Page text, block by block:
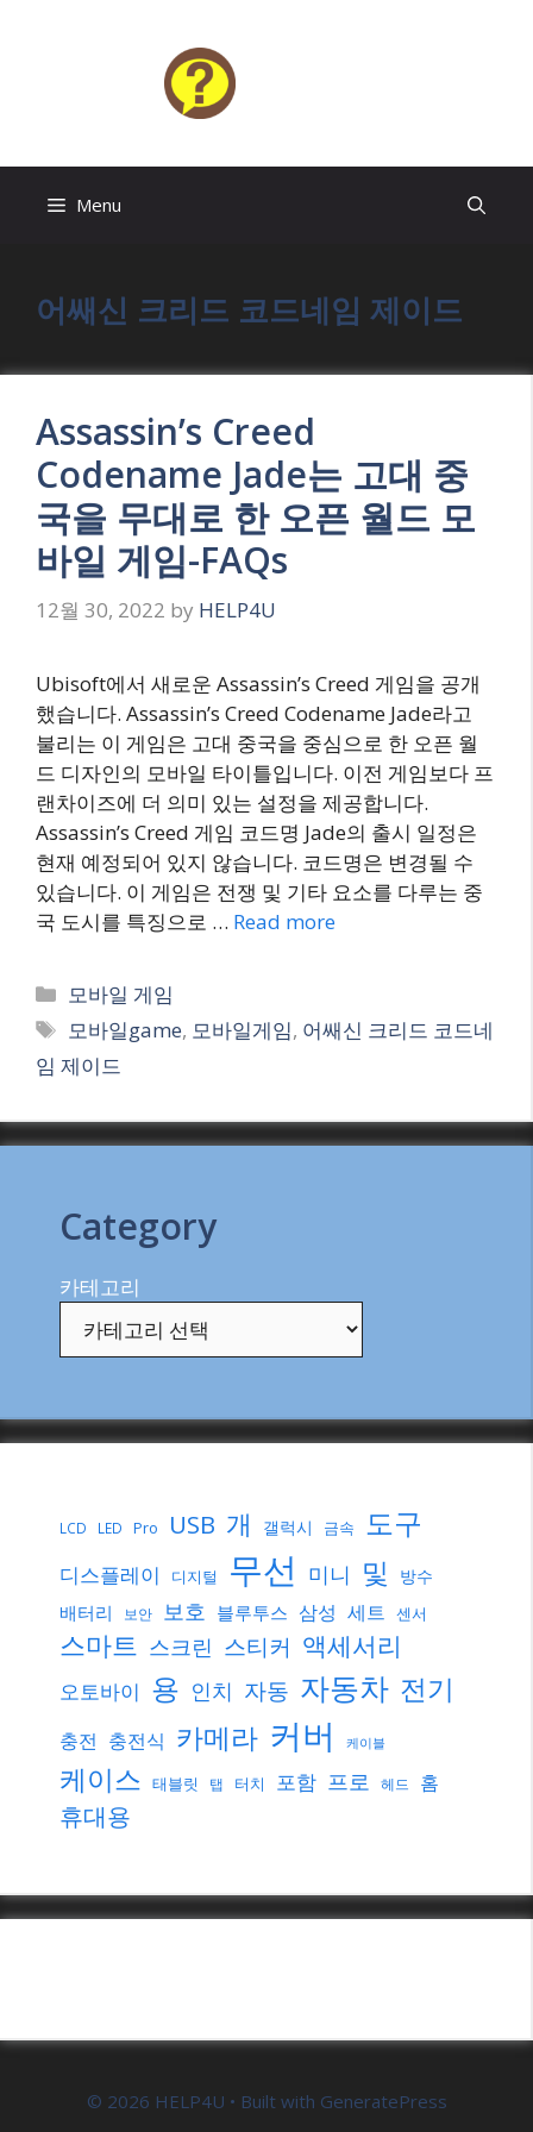
Menu
어쌔신 크리드 코드네임 제이드
Assassin’s Creed
Codename Jade는 고대 중
국을 무대로 한 오픈 월드 모
바일 게임-FAQs
12월 30, 2022 by HELP4U
Ubisoft에서 새로운 Assassin’s Creed 게임을 공개
했습니다. Assassin’s Creed Codename Jade라고
불리는 이 게임은 고대 중국을 중심으로 한 오픈 월
드 디자인의 모바일 타이틀입니다. 이전 게임보다 프
랜차이즈에 더 의미 있는 설정을 제공합니다.
Assassin’s Creed 게임 코드명 Jade의 출시 일정은
현재 예정되어 있지 않습니다. 코드명은 변경될 수
있습니다. 이 게임은 전쟁 및 기타 요소를 다루는 중
국 도시를 특징으로 … Read more
Categories
모바일 게임
Tags
모바일game, 모바일게임, 어쌔신 크리드 코드네
임 제이드
Category
카테고리
LCD LED Pro USB 개 갤럭시 금속 도구
디스플레이 디지털 무선 미니 및 방수
배터리 보안 보호 블루투스 삼성 세트 센서
스마트 스크린 스티커 액세서리
오토바이 용 인치 자동 자동차 전기
충전 충전식 카메라 커버 케이블
케이스 태블릿 탭 터치 포함 프로 헤드 홈
휴대용
© 2026 HELP4U • Built with GeneratePress